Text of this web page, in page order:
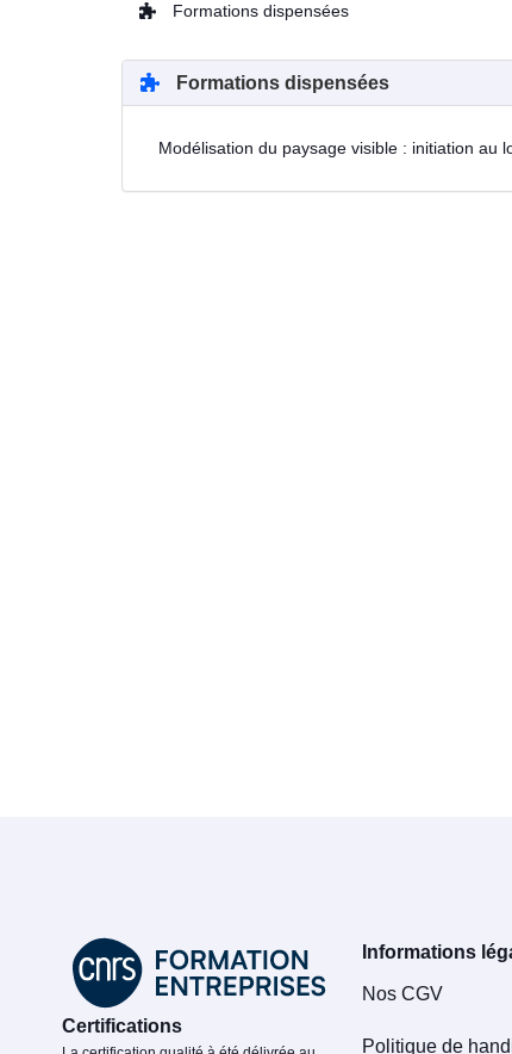
Formations dispensées
Formations dispensées
Modélisation du paysage visible : initiation au
Certifications
Informations
Nos CGV
Politique de